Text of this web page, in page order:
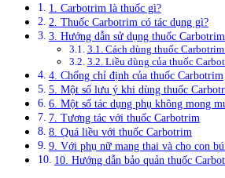
1. Carbotrim là thuốc gì?
2. Thuốc Carbotrim có tác dụng gì?
3. Hướng dẫn sử dụng thuốc
3.1. Cách dùng thuốc
3.2. Liều dùng của thuốc
4. Chống chỉ định của thuốc Carbotrim
5. Một số lưu ý khi dùng thuốc
6. Một số tác dụng phụ không mong
7. Tương tác với thuốc Carbotrim
8. Quá liều với thuốc Carbotrim
9. Với phụ nữ mang thai và cho con
10. Hướng dẫn bảo quản thuốc